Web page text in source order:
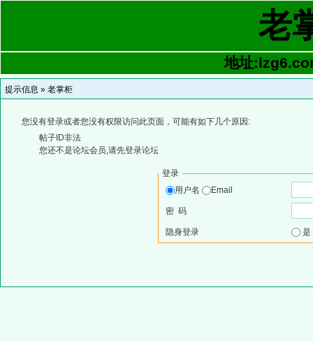
老
地址
提示信息 » 老掌柜
您没有登录或者您没有权限访问此页面，可能有如下几个原因:
帖子ID非法
您还不是论坛会员,请先登录论坛
登录
用户名
Email
密 码
隐身登录